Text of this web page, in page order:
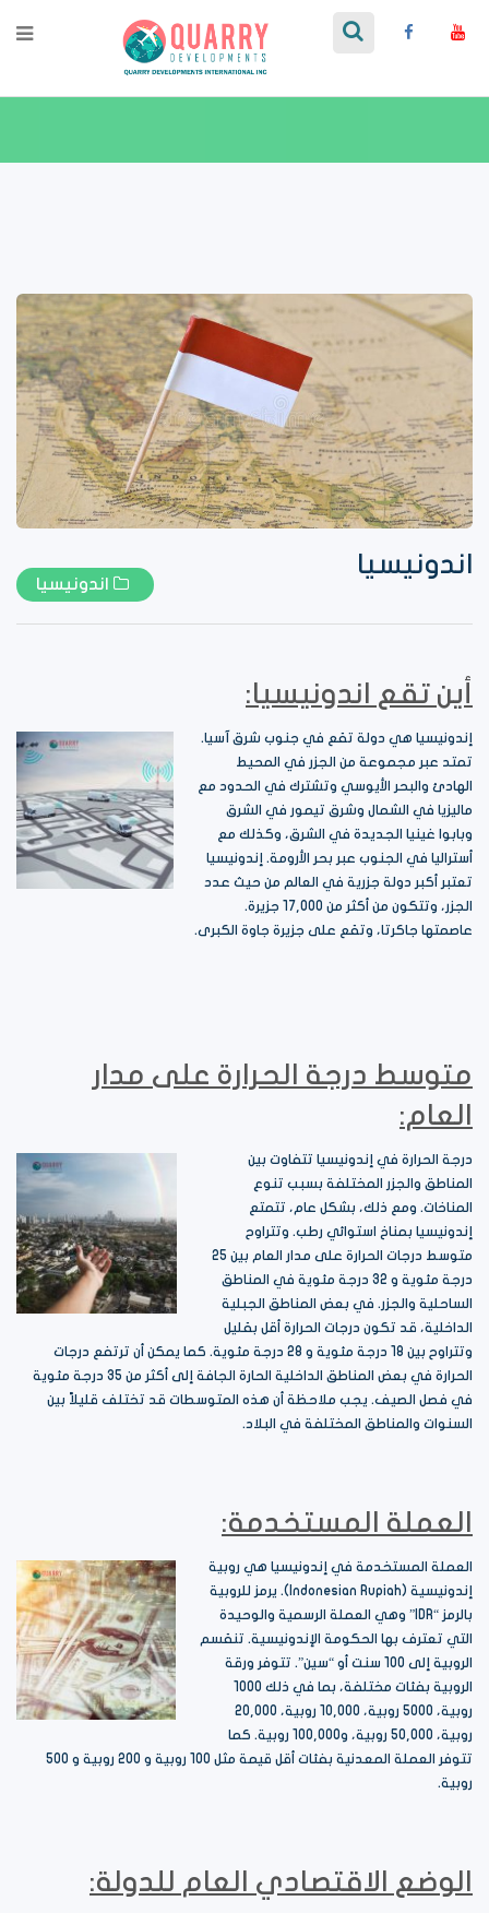
اندونيسيا
اندونيسيا
أين تقع اندونيسيا:
إندونيسيا هي دولة تقع في جنوب شرق آسيا.
تمتد عبر مجموعة من الجزر في المحيط
الهادئ والبحر الأيوسي وتشترك في الحدود مع
ماليزيا في الشمال وشرق تيمور في الشرق
وبابوا غينيا الجديدة في الشرق، وكذلك مع
أستراليا في الجنوب عبر بحر الأرومة. إندونيسيا
تعتبر أكبر دولة جزرية في العالم من حيث عدد
الجزر، وتتكون من أكثر من 17,000 جزيرة.
عاصمتها جاكرتا، وتقع على جزيرة جاوة الكبرى.
متوسط درجة الحرارة على مدار
العام:
درجة الحرارة في إندونيسيا تتفاوت بين
المناطق والجزر المختلفة بسبب تنوع
المناخات. ومع ذلك، بشكل عام، تتمتع
إندونيسيا بمناخ استوائي رطب. وتتراوح
متوسط درجات الحرارة على مدار العام بين 25
درجة مئوية و 32 درجة مئوية في المناطق
الساحلية والجزر. في بعض المناطق الجبلية
الداخلية، قد تكون درجات الحرارة أقل بقليل
وتتراوح بين 18 درجة مئوية و 28 درجة مئوية. كما يمكن أن ترتفع درجات
الحرارة في بعض المناطق الداخلية الحارة الجافة إلى أكثر من 35 درجة مئوية
في فصل الصيف. يجب ملاحظة أن هذه المتوسطات قد تختلف قليلاً بين
السنوات والمناطق المختلفة في البلاد.
العملة المستخدمة:
العملة المستخدمة في إندونيسيا هي روبية
إندونيسية (Indonesian Rupiah). يرمز للروبية
بالرمز “IDR” وهي العملة الرسمية والوحيدة
التي تعترف بها الحكومة الإندونيسية. تنقسم
الروبية إلى 100 سنت أو “سين”. تتوفر ورقة
الروبية بفئات مختلفة، بما في ذلك 1000
روبية، 5000 روبية، 10,000 روبية، 20,000
روبية، 50,000 روبية، و100,000 روبية. كما
تتوفر العملة المعدنية بفئات أقل قيمة مثل 100 روبية و 200 روبية و 500
روبية.
الوضع الاقتصادي العام للدولة: